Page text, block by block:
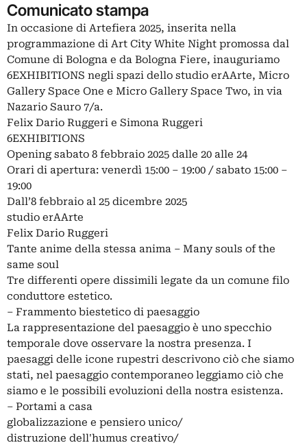
Comunicato stampa
In occasione di Artefiera 2025, inserita nella
programmazione di Art City White Night promossa dal
Comune di Bologna e da Bologna Fiere, inauguriamo
6EXHIBITIONS negli spazi dello studio erAArte, Micro
Gallery Space One e Micro Gallery Space Two, in via
Nazario Sauro 7/a.
Felix Dario Ruggeri e Simona Ruggeri
6EXHIBITIONS
Opening sabato 8 febbraio 2025 dalle 20 alle 24
Orari di apertura: venerdì 15:00 – 19:00 / sabato 15:00 –
19:00
Dall’8 febbraio al 25 dicembre 2025
studio erAArte
Felix Dario Ruggeri
Tante anime della stessa anima – Many souls of the
same soul
Tre differenti opere dissimili legate da un comune filo
conduttore estetico.
– Frammento biestetico di paesaggio
La rappresentazione del paesaggio è uno specchio
temporale dove osservare la nostra presenza. I
paesaggi delle icone rupestri descrivono ciò che siamo
stati, nel paesaggio contemporaneo leggiamo ciò che
siamo e le possibili evoluzioni della nostra esistenza.
– Portami a casa
globalizzazione e pensiero unico/
distruzione dell'humus creativo/